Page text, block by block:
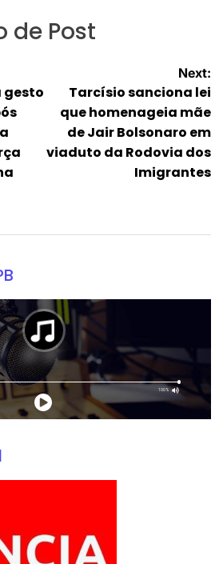
de Post
Next:
Tarcísio sanciona lei
que homenageia mãe
de Jair Bolsonaro em
viaduto da Rodovia dos
Imigrantes